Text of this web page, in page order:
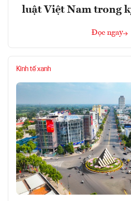
luật Việt Nam trong
Đọc ngay
Kinh tế xanh